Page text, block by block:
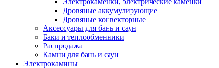
Дровяные аккумулирующие
Дровяные конвекторные
Аксессуары для бань и саун
Баки и теплообменники
Распродажа
Камни для бань и саун
Электрокамины